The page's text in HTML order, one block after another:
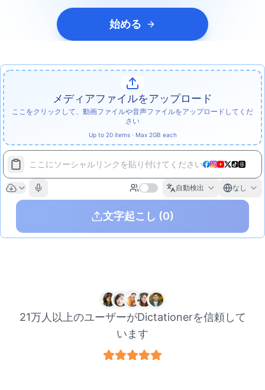
始める
メディアファイルをアップロード
ここをクリックして、動画ファイルや音声ファイルをアップロードしてくだ
さい
Up to 20 items · Max 2GB each
ここにソーシャルリンクを貼り付けてください
自動検出 なし
文字起こし (0)
21万人以上のユーザーがDictationerを信頼して
います